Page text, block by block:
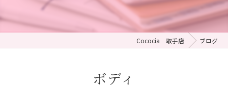
Cococia 取手店 ブログ
ボディ